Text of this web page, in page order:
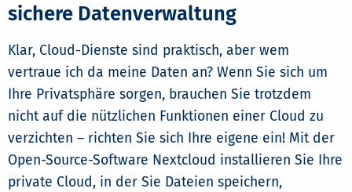
sichere Datenverwaltung
Klar, Cloud-Dienste sind praktisch, aber wem
vertraue ich da meine Daten an? Wenn Sie sich um
Ihre Privatsphäre sorgen, brauchen Sie trotzdem
nicht auf die nützlichen Funktionen einer Cloud zu
verzichten – richten Sie sich Ihre eigene ein! Mit der
Open-Source-Software Nextcloud installieren Sie Ihre
private Cloud, in der Sie Dateien speichern,